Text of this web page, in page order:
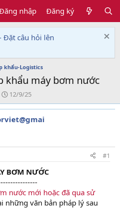
nhập Đăng ký
Đặt câu hỏi lên
khẩu-Logistics
khẩu máy bơm nước
N
g
à
y
i
12/9/25
#1
BƠM NƯỚC
nước mới hoặc đã qua sử
những văn bản pháp lý sau